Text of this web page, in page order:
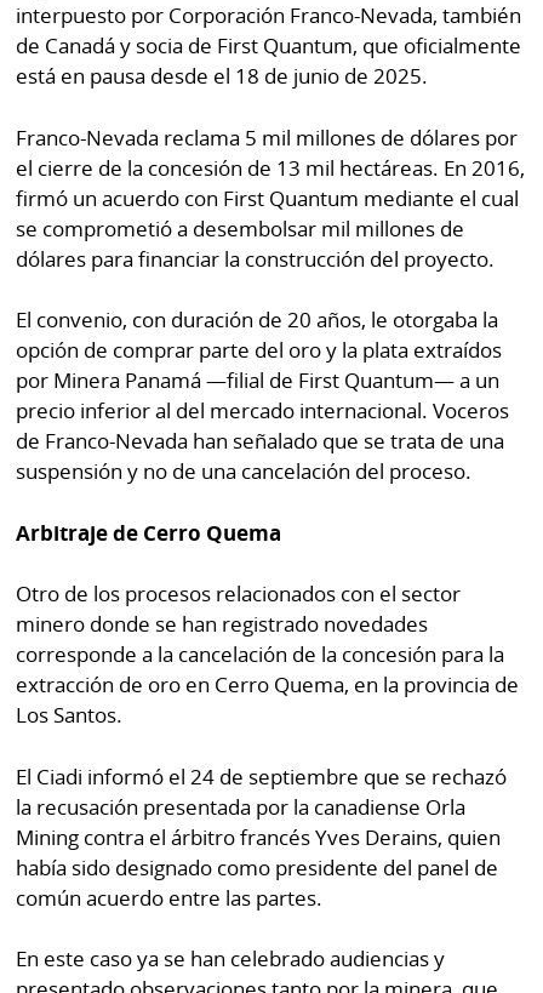
interpuesto por Corporación Franco-Nevada, también
de Canadá y socia de First Quantum, que oficialmente
está en pausa desde el 18 de junio de 2025.
Franco-Nevada reclama 5 mil millones de dólares por
el cierre de la concesión de 13 mil hectáreas. En 2016,
firmó un acuerdo con First Quantum mediante el cual
se comprometió a desembolsar mil millones de
dólares para financiar la construcción del proyecto.
El convenio, con duración de 20 años, le otorgaba la
opción de comprar parte del oro y la plata extraídos
por Minera Panamá —filial de First Quantum— a un
precio inferior al del mercado internacional. Voceros
de Franco-Nevada han señalado que se trata de una
suspensión y no de una cancelación del proceso.
Arbitraje de Cerro Quema
Otro de los procesos relacionados con el sector
minero donde se han registrado novedades
corresponde a la cancelación de la concesión para la
extracción de oro en Cerro Quema, en la provincia de
Los Santos.
El Ciadi informó el 24 de septiembre que se rechazó
la recusación presentada por la canadiense Orla
Mining contra el árbitro francés Yves Derains, quien
había sido designado como presidente del panel de
común acuerdo entre las partes.
En este caso ya se han celebrado audiencias y